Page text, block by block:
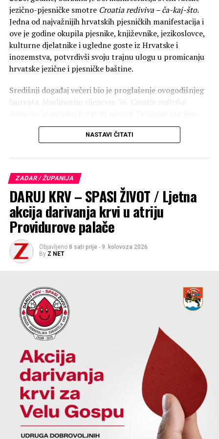
jezično-pjesničke smotre Croatia rediviva – ča-kaj-što.
Jedna od najvažnijih hrvatskih pjesničkih manifestacija i
ove je godine okupila pjesnike, književnike, jezikoslovce,
kulturne djelatnike i ugledne goste iz Hrvatske i
inozemstva, potvrdivši svoju trajnu ulogu u promicanju
hrvatske jezične i pjesničke baštine.
Središnji događaj večeri bio je proglašenje ovogodišnjeg
laureata. Maslinovim vijencem 36.
Croatie redivive
Bilosnić, čime je njegovo ime upisano među istaknute
hrvatske književnike koji su tijekom proteklih desetljeća
NASTAVI ČITATI
ZADAR / ŽUPANIJA
DARUJ KRV – SPASI ŽIVOT / Ljetna
akcija darivanja krvi u atriju
Providurove palače
Objavljeno 8 sati prije - 9. kolovoza 2026.
By Z NET